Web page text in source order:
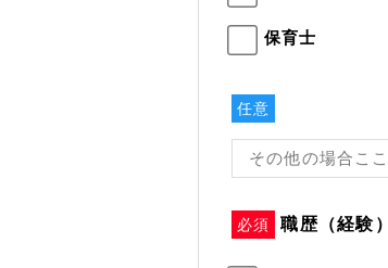
保育士
任意
必須 職歴（経験）